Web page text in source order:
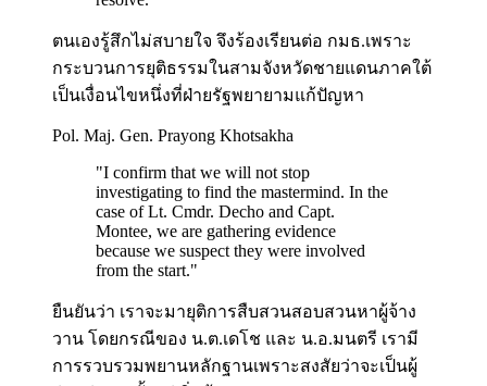
ตนเองรู้สึกไม่สบายใจ จึงร้องเรียนต่อ กมธ.เพราะ
กระบวนการยุติธรรมในสามจังหวัดชายแดนภาคใต้
เป็นเงื่อนไขหนึ่งที่ฝ่ายรัฐพยายามแก้ปัญหา
Pol. Maj. Gen. Prayong Khotsakha
"I confirm that we will not stop
investigating to find the mastermind. In the
case of Lt. Cmdr. Decho and Capt.
Montee, we are gathering evidence
because we suspect they were involved
from the start."
ยืนยันว่า เราจะมายุติการสืบสวนสอบสวนหาผู้จ้าง
วาน โดยกรณีของ น.ต.เดโช และ น.อ.มนตรี เรามี
การรวบรวมพยานหลักฐานเพราะสงสัยว่าจะเป็นผู้